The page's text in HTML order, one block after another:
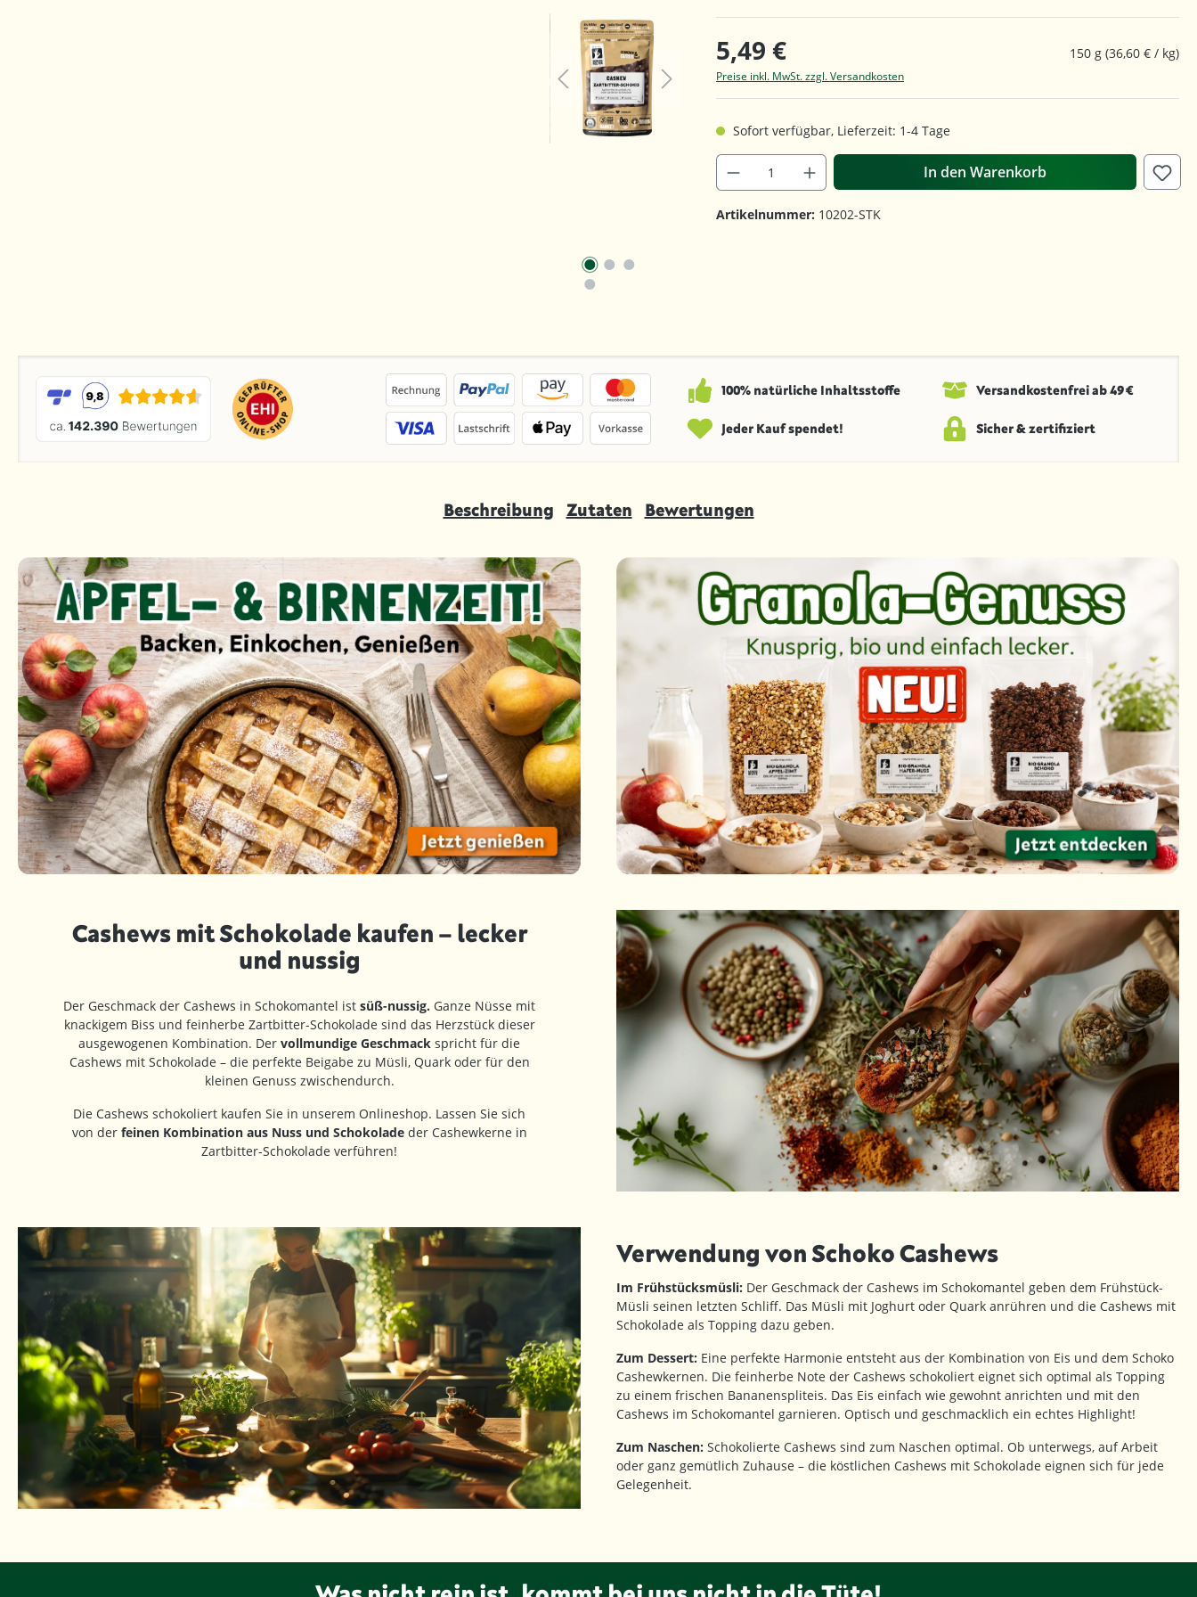
5,49 € 150 g (36,60 € / kg)
Preise inkl. MwSt. zzgl. Versandkosten
Sofort verfügbar, Lieferzeit: 1-4 Tage
In den Warenkorb
Artikelnummer: 10202-STK
100% natürliche Inhaltsstoffe Versandkosten­frei ab 49 €
Jeder Kauf spendet! Sicher & zertifiziert
Beschreibung Zutaten Bewertungen
Cashews mit Schokolade kaufen – lecker
und nussig
Der Geschmack der Cashews in Schokomantel ist süß-nussig. Ganze Nüsse mit
knackigem Biss und feinherbe Zartbitter-Schokolade sind das Herzstück dieser
ausgewogenen Kombination. Der vollmundige Geschmack spricht für die
Cashews mit Schokolade – die perfekte Beigabe zu Müsli, Quark oder für den
kleinen Genuss zwischendurch.
Die Cashews schokoliert kaufen Sie in unserem Onlineshop. Lassen Sie sich
von der feinen Kombination aus Nuss und Schokoladeder Cashewkerne in
Zartbitter-Schokolade verführen!
Verwendung von Schoko Cashews
Im Frühstücksmüsli: Der Geschmack der Cashews im Schokomantel geben dem Frühstück-
Müsli seinen letzten Schliff. Das Müsli mit Joghurt oder Quark anrühren und die Cashews mit
Schokolade als Topping dazu geben.
Zum Dessert: Eine perfekte Harmonie entsteht aus der Kombination von Eis und dem Schoko
Cashewkernen. Die feinherbe Note der Cashews schokoliert eignet sich optimal als Topping
zu einem frischen Bananenspliteis. Das Eis einfach wie gewohnt anrichten und mit den
Cashews im Schokomantel garnieren. Optisch und geschmacklich ein echtes Highlight!
Zum Naschen: Schokolierte Cashews sind zum Naschen optimal. Ob unterwegs, auf Arbeit
oder ganz gemütlich Zuhause – die köstlichen Cashews mit Schokolade eignen sich für jede
Gelegenheit.